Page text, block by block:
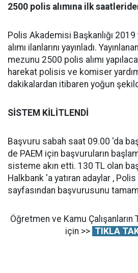
2500 polis alımına ilk
Polis Akademisi Başkanlığı 2019
alımı ilanlarını yayınladı.
mezunu 2500 polis alımı
harekat polisis ve komiser
dakikalardan itibaren yoğun
SİSTEM KİLİTLENDİ
Başvuru sabah saat 09.00 'da
de PAEM için başvuruların
sisteme akın etti. 130 TL olan
Halkbank 'a yatıran adaylar ,
sayfasından başvurusunu
Öğretmen ve Kamu Çalışanların
için >> TIKLA